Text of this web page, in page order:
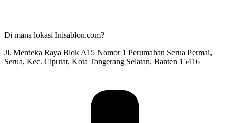
Di mana lokasi Inisablon.com?
Jl. Merdeka Raya Blok A15 Nomor 1 Perumahan Serua Permai,
Serua, Kec. Ciputat, Kota Tangerang Selatan, Banten 15416